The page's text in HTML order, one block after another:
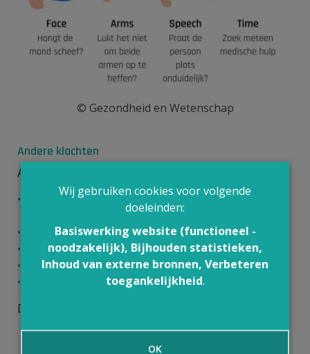
© Gezondheid en Wetenschap
Andere klachten
Andere mogelijke klachten zijn:
gevoelloosheid of tintelingen aan één kant van je
problemen met je zicht;
ernstige hoofdpijn;
duizeligheid;
evenwichtsproblemen.
Deze klachten verschijnen allemaal
Wij gebruiken cookies voor volgende
doeleinden:
Basiswerking website (functioneel -
noodzakelijk), Bijhouden statistieken,
Inhoud van externe bronnen, Verbeteren
toegankelijkheid.
OK